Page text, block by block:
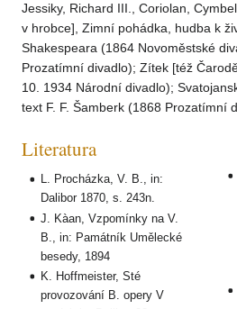
Jessiky, Richard III., Coriolan,
v hrobce], Zimní pohádka, hudba k
Shakespeara (1864 Novoměstské
Prozatímní divadlo); Zítek [též
10. 1934 Národní divadlo);
text F. F. Šamberk (1868 Prozatímní
Literatura
L. Procházka, V. B., in:
Dalibor 1870, s. 243n.
J. Kàan, Vzpomínky na V.
B., in: Památník Umělecké
besedy, 1894
K. Hoffmeister, Sté
provozování B. opery V